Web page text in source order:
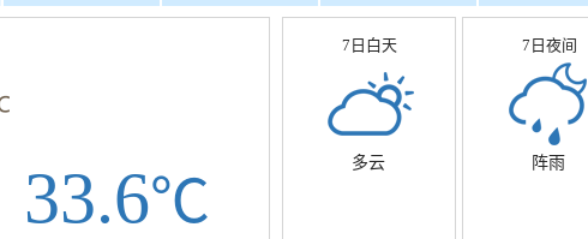
33.6℃
7日白天
多云
7日夜间
阵雨